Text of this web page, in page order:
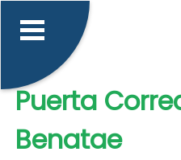
Puerta
Benatae